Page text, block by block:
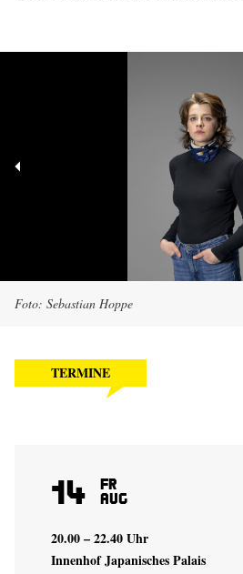
Foto: Sebastian Hoppe
TERMINE
14 Fr
Aug
20.00 – 22.40 Uhr
Innenhof Japanisches Palais